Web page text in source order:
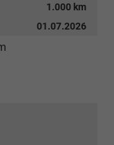
1.000 km
01.07.2026